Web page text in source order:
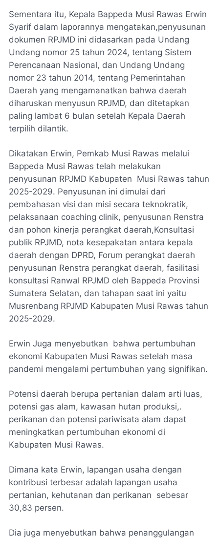
Sementara itu, Kepala Bappeda Musi Rawas Erwin
Syarif dalam laporannya mengatakan,penyusunan
dokumen RPJMD ini didasarkan pada Undang
Undang nomor 25 tahun 2024, tentang Sistem
Perencanaan Nasional, dan Undang Undang
nomor 23 tahun 2014, tentang Pemerintahan
Daerah yang mengamanatkan bahwa daerah
diharuskan menyusun RPJMD, dan ditetapkan
paling lambat 6 bulan setelah Kepala Daerah
terpilih dilantik.
Dikatakan Erwin, Pemkab Musi Rawas melalui
Bappeda Musi Rawas telah melakukan
penyusunan RPJMD Kabupaten Musi Rawas tahun
2025-2029. Penyusunan ini dimulai dari
pembahasan visi dan misi secara teknokratik,
pelaksanaan coaching clinik, penyusunan Renstra
dan pohon kinerja perangkat daerah,Konsultasi
publik RPJMD, nota kesepakatan antara kepala
daerah dengan DPRD, Forum perangkat daerah
penyusunan Renstra perangkat daerah, fasilitasi
konsultasi Ranwal RPJMD oleh Bappeda Provinsi
Sumatera Selatan, dan tahapan saat ini yaitu
Musrenbang RPJMD Kabupaten Musi Rawas tahun
2025-2029.
Erwin Juga menyebutkan bahwa pertumbuhan
ekonomi Kabupaten Musi Rawas setelah masa
pandemi mengalami pertumbuhan yang signifikan.
Potensi daerah berupa pertanian dalam arti luas,
potensi gas alam, kawasan hutan produksi,.
perikanan dan potensi pariwisata alam dapat
meningkatkan pertumbuhan ekonomi di
Kabupaten Musi Rawas.
Dimana kata Erwin, lapangan usaha dengan
kontribusi terbesar adalah lapangan usaha
pertanian, kehutanan dan perikanan sebesar
30,83 persen.
Dia juga menyebutkan bahwa penanggulangan